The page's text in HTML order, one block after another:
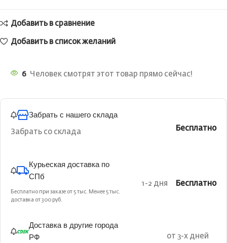
Добавить в сравнение
Добавить в список желаний
6 Человек смотрят этот товар прямо сейчас!
Забрать с нашего склада
Забрать со склада Бесплатно
Курьеская доставка по
СПб
Бесплатно при заказе от 5 тыс. Менее 5 тыс.
доставка от 300 руб.
1-2 дня Бесплатно
Доставка в другие города
РФ
от 3-х дней